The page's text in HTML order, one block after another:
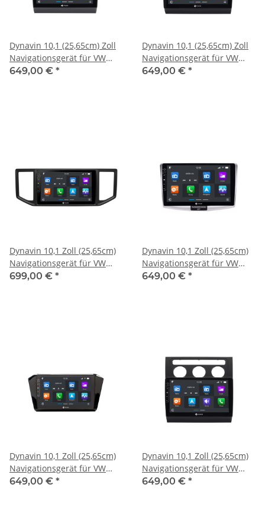
Dynavin 10,1 (25,65cm) Zoll
Navigationsgerät für VW
Touran 2011-2015
649,00 € *
Dynavin 10,1 (25,65cm) Zoll
Navigationsgerät für VW
Touran 2011-2015
649,00 € *
Dynavin 10,1 Zoll (25,65cm)
Navigationsgerät für VW
Crafter, MAN TGE
699,00 € *
Dynavin 10,1 Zoll (25,65cm)
Navigationsgerät für VW
Passat B6 2005-2010
649,00 € *
Dynavin 10,1 Zoll (25,65cm)
Navigationsgerät für VW
Passat B8 2014-2020
649,00 € *
Dynavin 10,1 Zoll (25,65cm)
Navigationsgerät für VW
Touran 2006-2011
649,00 € *